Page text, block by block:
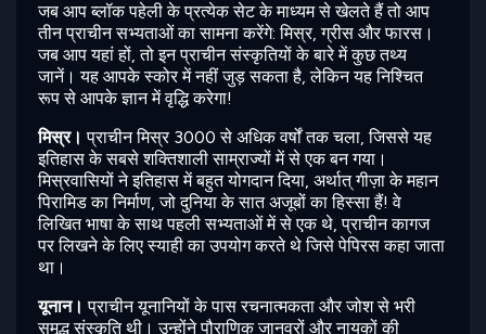
जब आप ब्लॉक पहेली के प्रत्येक सेट के माध्यम से खेलते हैं तो आप
तीन प्राचीन सभ्यताओं का सामना करेंगे: मिस्र, ग्रीस और फारस।
जब आप यहां हों, तो इन प्राचीन संस्कृतियों के बारे में कुछ तथ्य
जानें। यह आपके स्कोर में नहीं जुड़ सकता है, लेकिन यह निश्चित
रूप से आपके ज्ञान में वृद्धि करेगा!
मिस्र। प्राचीन मिस्र 3000 से अधिक वर्षों तक चला, जिससे यह
इतिहास के सबसे शक्तिशाली साम्राज्यों में से एक बन गया।
मिस्रवासियों ने इतिहास में बहुत योगदान दिया, अर्थात् गीज़ा के महान
पिरामिड का निर्माण, जो दुनिया के सात अजूबों का हिस्सा हैं! वे
लिखित भाषा के साथ पहली सभ्यताओं में से एक थे, प्राचीन कागज
पर लिखने के लिए स्याही का उपयोग करते थे जिसे पेपिरस कहा जाता
था।
यूनान। प्राचीन यूनानियों के पास रचनात्मकता और जोश से भरी
समृद्ध संस्कृति थी। उन्होंने पौराणिक जानवरों और नायकों की